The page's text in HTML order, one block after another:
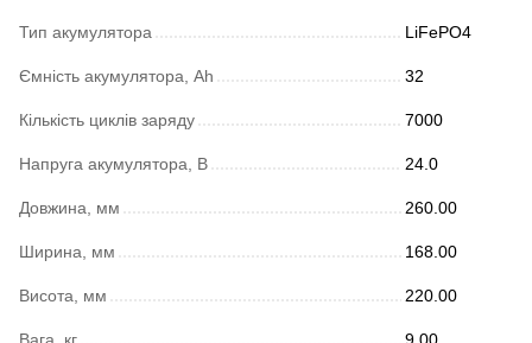
Тип акумулятора LiFePO4
Ємність акумулятора, Ah 32
Кількість циклів заряду 7000
Напруга акумулятора, В 24.0
Довжина, мм 260.00
Ширина, мм 168.00
Висота, мм 220.00